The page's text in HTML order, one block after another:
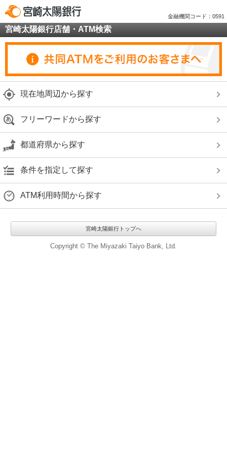
金融機関コード：0591
宮崎太陽銀行店舗・ATM検索
現在地周辺から探す
フリーワードから探す
都道府県から探す
条件を指定して探す
ATM利用時間から探す
宮崎太陽銀行トップへ
Copyright © The Miyazaki Taiyo Bank, Ltd.